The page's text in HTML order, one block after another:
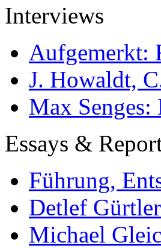
Interviews
Aufgemerkt:
J. Howaldt,
Max
Essays &
Führung,
Detlef
Michael